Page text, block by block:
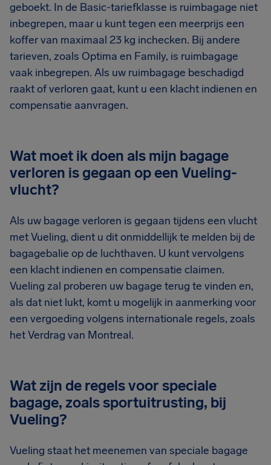
geboekt. In de Basic-tariefklasse is ruimbagage niet
inbegrepen, maar u kunt tegen een meerprijs een
koffer van maximaal 23 kg inchecken. Bij andere
tarieven, zoals Optima en Family, is ruimbagage
vaak inbegrepen. Als uw ruimbagage beschadigd
raakt of verloren gaat, kunt u een klacht indienen en
compensatie aanvragen.
Wat moet ik doen als mijn bagage
verloren is gegaan op een Vueling-
vlucht?
Als uw bagage verloren is gegaan tijdens een vlucht
met Vueling, dient u dit onmiddellijk te melden bij de
bagagebalie op de luchthaven. U kunt vervolgens
een klacht indienen en compensatie claimen.
Vueling zal proberen uw bagage terug te vinden en,
als dat niet lukt, komt u mogelijk in aanmerking voor
een vergoeding volgens internationale regels, zoals
het Verdrag van Montreal.
Wat zijn de regels voor speciale
bagage, zoals sportuitrusting, bij
Vueling?
Vueling staat het meenemen van speciale bagage